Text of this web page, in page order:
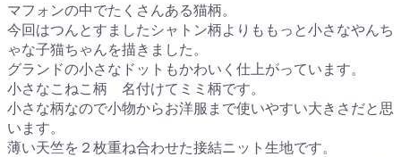
マフォンの中でたくさんある猫柄。
今回はつんとすましたシャトン柄よりももっと小さなやんち
ゃな子猫ちゃんを描きました。
グランドの小さなドットもかわいく仕上がっています。
小さなこねこ柄 名付けてミミ柄です。
小さな柄なので小物からお洋服まで使いやすい大きさだと思
います。
薄い天竺を２枚重ね合わせた接結ニット生地です。